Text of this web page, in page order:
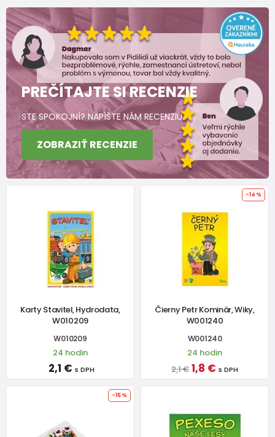
PREČÍTAJTE SI RECENZIE
STE SPOKOJNÍ? NAPÍŠTE NÁM RECENZIU.
ZOBRAZIŤ RECENZIE
Karty Stavitel, Hydrodata,
W010209
W010209
24 hodin
2,1 € s DPH
-14%
Čierny Petr Kominár, Wiky,
W001240
W001240
24 hodin
2,1 € 1,8 € s DPH
-15%